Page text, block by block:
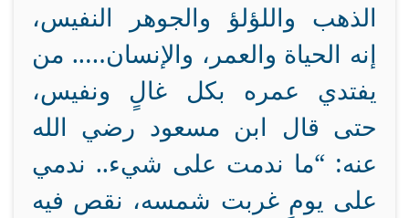
الذهب واللؤلؤ والجوهر النفيس،
إنه الحياة والعمر، والإنسان….. من
يفتدي عمره بكل غالٍ ونفيس،
حتى قال ابن مسعود رضي الله
عنه: “ما ندمت على شيء.. ندمي
على يومٍ غربت شمسه، نقص فيه